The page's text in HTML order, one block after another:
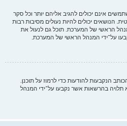
אינם יכולים להגיב אליהם יותר וכל סקר
הנושאים יכולים להיות נעולים מסיבות רבות
הראשי של המערכת. תוכל גם לנעול את
על־ידי המנהל הראשי של המערכת.
הנקבעות להודעות כדי לרמוז על תוכנן.
בהרשאות אשר נקבעו על־ידי המנהל